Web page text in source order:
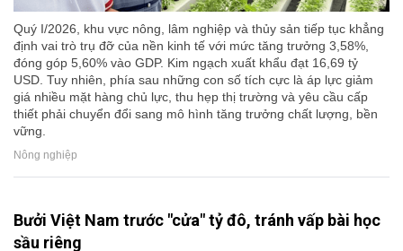
Quý I/2026, khu vực nông, lâm nghiệp và thủy sản tiếp tục khẳng
định vai trò trụ đỡ của nền kinh tế với mức tăng trưởng 3,58%,
đóng góp 5,60% vào GDP. Kim ngạch xuất khẩu đạt 16,69 tỷ
USD. Tuy nhiên, phía sau những con số tích cực là áp lực giảm
giá nhiều mặt hàng chủ lực, thu hẹp thị trường và yêu cầu cấp
thiết phải chuyển đổi sang mô hình tăng trưởng chất lượng, bền
vững.
Nông nghiệp
Bưởi Việt Nam trước "cửa" tỷ đô, tránh vấp bài học
sầu riêng